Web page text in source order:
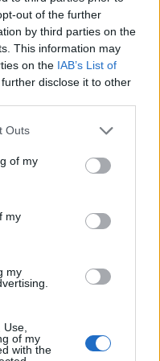
out of the further
by third parties on the
This information may
on the IAB’s List of
disclose it to other
one or more Google
You may click to
its third-party tags to
in below Google
Outs
of my
my
my
of my
with the